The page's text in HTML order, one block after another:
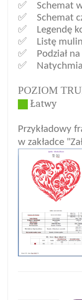
✅ Schemat
✅ Schemat
✅ Legendę
✅ Listę mulin
✅ Podział na
✅
POZIOM
Łatwy
Przykładowy
w zakładce